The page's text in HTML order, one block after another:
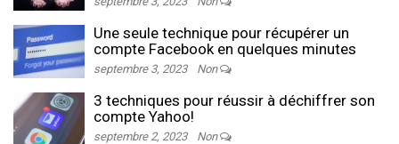
Une seule technique pour récupérer un
compte Facebook en quelques minutes
septembre 3, 2023 Non
3 techniques pour réussir à déchiffrer son
compte Yahoo!
septembre 2, 2023 Non